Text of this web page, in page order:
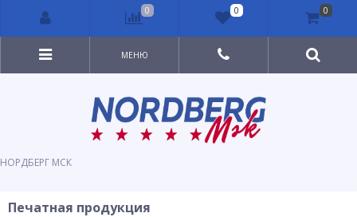
НОРДБЕРГ МСК
МЕНЮ
Печатная продукция
0 0 0